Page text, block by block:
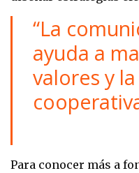
“La
ayuda a
valores y
Para conocer más a